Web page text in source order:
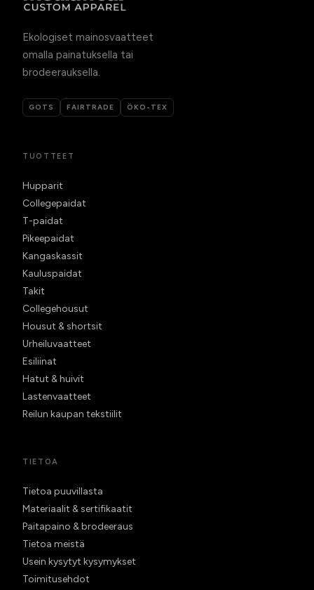
Ekologiset mainosvaatteet
omalla painatuksella tai
brodeerauksella.
GOTS FAIRTRADE ÖKO-TEX
TUOTTEET
Hupparit
Collegepaidat
T-paidat
Pikeepaidat
Kangaskassit
Kauluspaidat
Takit
Collegehousut
Housut & shortsit
Urheiluvaatteet
Esiliinat
Hatut & huivit
Lastenvaatteet
Reilun kaupan tekstiilit
TIETOA
Tietoa puuvillasta
Materiaalit & sertifikaatit
Paitapaino & brodeeraus
Tietoa meistä
Usein kysytyt kysymykset
Toimitusehdot